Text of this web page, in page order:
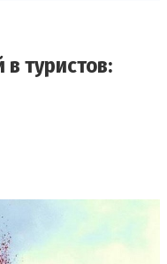
туристов: